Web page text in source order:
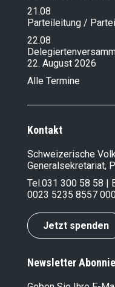
21.08
Parteileitung /
22.08
22. August 2026
Alle Termine
Kontakt
Schweizerische
Generalsekretariat,
Tel.031 300 58 58 |
0023 5235 8557
Jetzt spenden
Newsletter